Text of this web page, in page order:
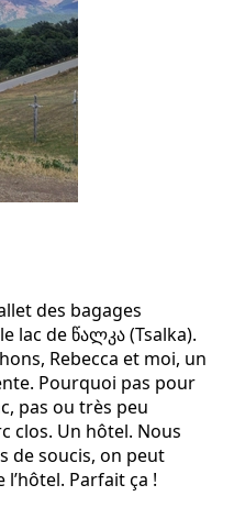
des bagages
lac de წალკა (Tsalka).
Rebecca et moi, un
Pourquoi pas pour
pas ou très peu
clos. Un hôtel. Nous
de soucis, on peut
Parfait ça !